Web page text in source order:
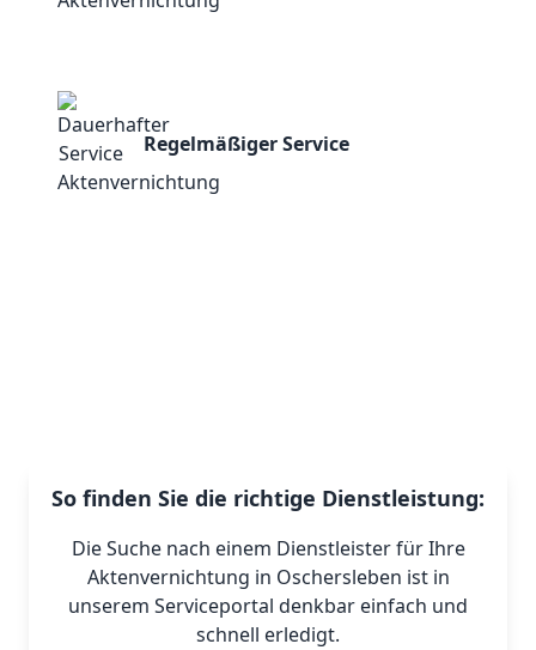
Regelmäßiger Service
So finden Sie die richtige Dienstleistung:
Die Suche nach einem Dienstleister für Ihre
Aktenvernichtung in Oschersleben ist in
unserem Serviceportal denkbar einfach und
schnell erledigt.